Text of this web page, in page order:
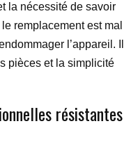
la nécessité de savoir
remplacement est mal
l’appareil. Il
pièces et la simplicité
résistantes